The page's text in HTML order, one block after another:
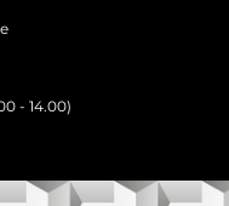
- 14.00)